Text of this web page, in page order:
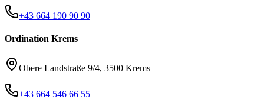
+43 664 190 90 90
Ordination Krems
Obere Landstraße 9/4, 3500 Krems
+43 664 546 66 55